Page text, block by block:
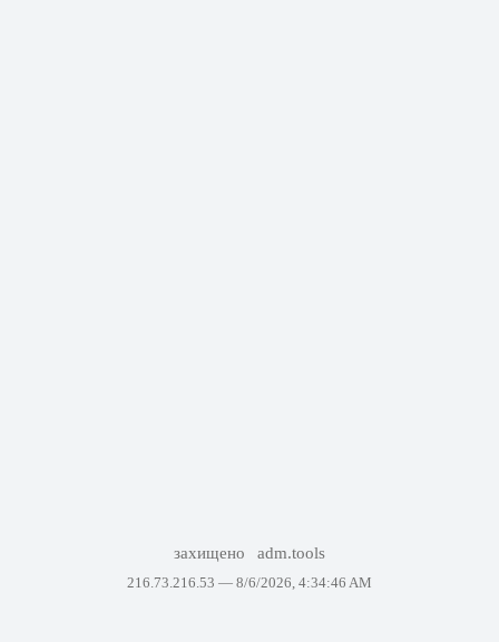
захищено adm.tools
216.73.216.53 — 8/6/2026, 4:34:46 AM